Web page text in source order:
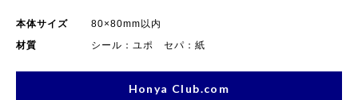
本体サイズ
80×80mm以内
材質
シール：ユポ セパ：紙
Honya Club.com